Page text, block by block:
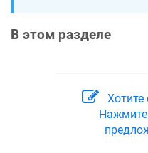
В этом разделе
Хотите
Нажмите